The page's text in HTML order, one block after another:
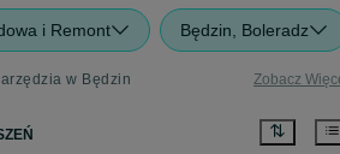
i Remont Będzin, Boleradz
w Będzin Zobacz